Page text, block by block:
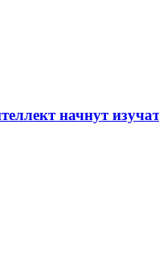
начнут